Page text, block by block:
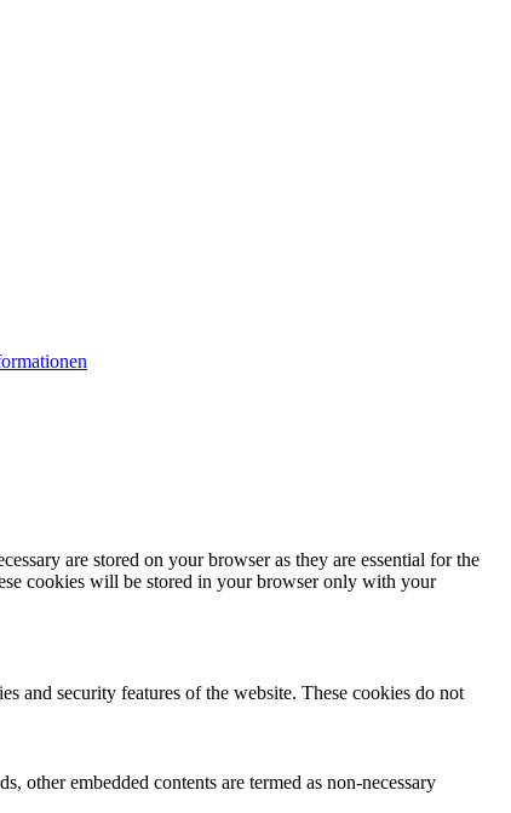
are stored on your browser as they are essential for the
cookies will be stored in your browser only with your
and security features of the website. These cookies do not
other embedded contents are termed as non-necessary